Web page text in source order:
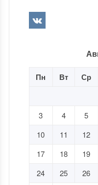
Пн Вт Ср
3
4 5
10
11 12
17
18 19
24
25 26